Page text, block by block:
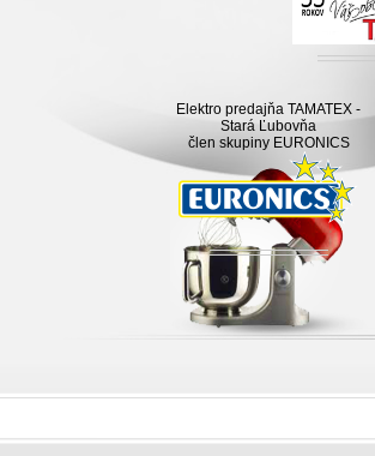
Elektro predajňa TAMATEX -
Stará Ľubovňa
člen skupiny EURONICS